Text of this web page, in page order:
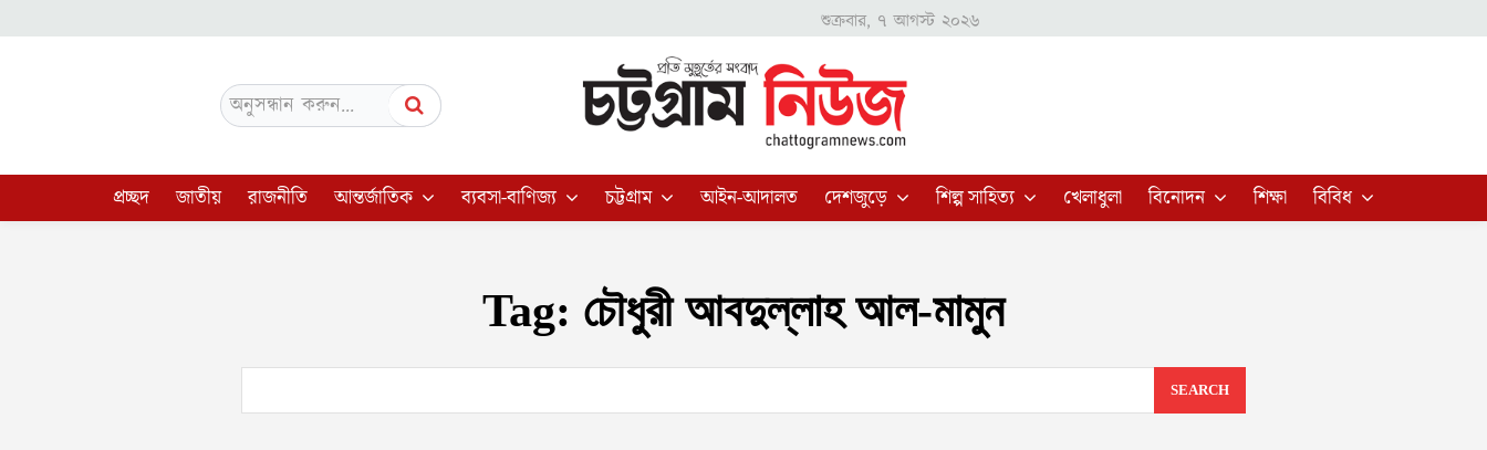
শুক্রবার, ৭ আগস্ট ২০২৬
অনুসন্ধান করুন...
প্রচ্ছদ জাতীয় রাজনীতি আন্তর্জাতিক ব্যবসা-বাণিজ্য চট্টগ্রাম আইন-আদালত দেশজুড়ে শিল্প সাহিত্য খেলাধুলা বিনোদন শিক্ষা বিবিধ
Tag: চৌধুরী আবদুল্লাহ আল-মামুন
SEARCH